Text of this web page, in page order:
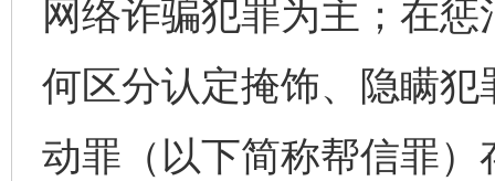
网络诈骗犯罪为主；在
何区分认定掩饰、隐瞒
动罪（以下简称帮信罪